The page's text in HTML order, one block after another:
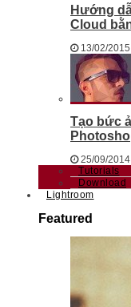
Hướng
Cloud
13/02/2015
Tạo bức
25/09/2014
Tutorials
Download
Lightroom
Featured